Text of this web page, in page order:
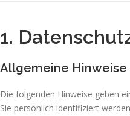
1.
Allgemeine Hinweise
Die folgenden Hinweise geben
Sie persönlich identifiziert